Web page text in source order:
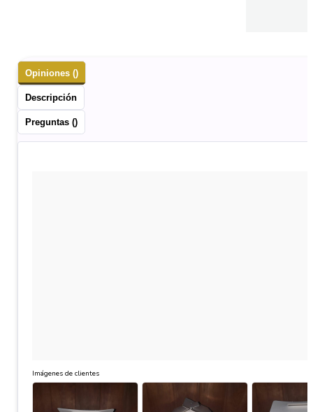
Opiniones ()
Descripción
Preguntas ()
Imágenes de clientes